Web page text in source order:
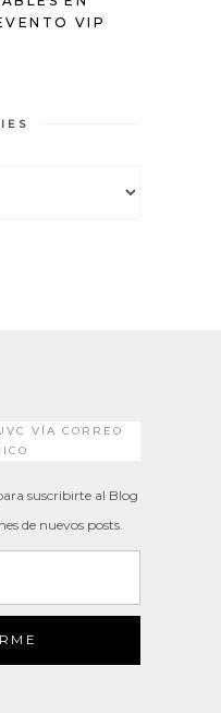
VIP
VÍA CORREO
suscribirte al Blog
de nuevos posts.